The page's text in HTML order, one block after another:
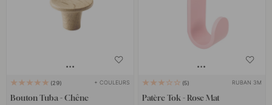
29 + COULEURS
Bouton Tuba - Chêne
5 RUBAN 3M
Patère Tok - Rose Mat